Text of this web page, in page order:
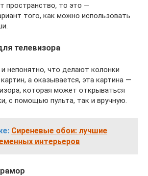
пространство, то это —
того, как можно использовать
телевизора
непонятно, что делают колонки
а оказывается, эта картина —
которая может открываться
с помощью пульта, так и вручную.
Сиреневые обои: лучшие
интерьеров